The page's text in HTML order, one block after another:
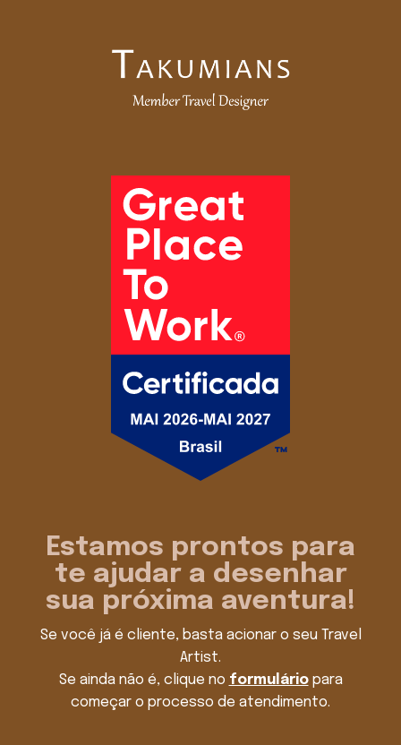
Estamos prontos para
te ajudar a desenhar
sua próxima aventura!
Se você já é cliente, basta acionar o seu Travel
Artist.
Se ainda não é, clique no formuláriopara
começar o processo de atendimento.